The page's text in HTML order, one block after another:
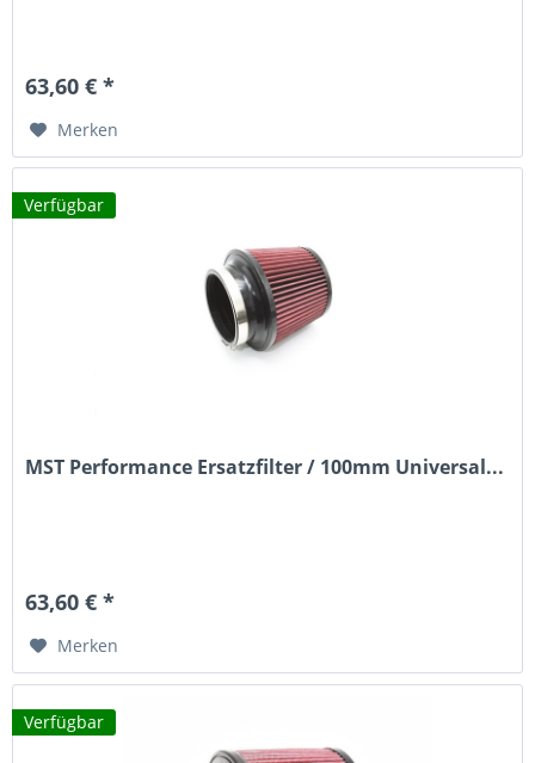
63,60 € *
Merken
Verfügbar
MST Performance Ersatzfilter / 100mm Universal...
63,60 € *
Merken
Verfügbar